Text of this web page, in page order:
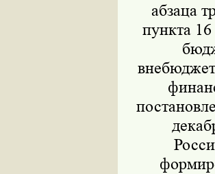
абзаца
пункта